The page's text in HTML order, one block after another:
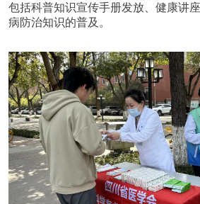
包括科普知识宣传手册发放、健康讲
病防治知识的普及。